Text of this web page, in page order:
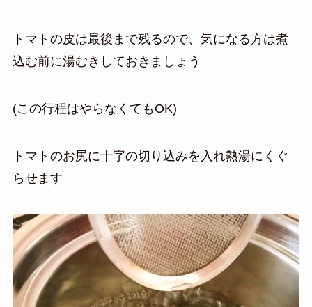
トマトの皮は最後まで残るので、気になる方は煮
込む前に湯むきしておきましょう
(この行程はやらなくてもOK)
トマトのお尻に十字の切り込みを入れ熱湯にくぐ
らせます